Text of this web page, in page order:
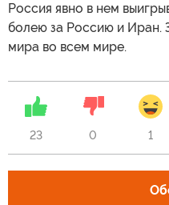
Россия явно в нем
болею за Россию и Иран.
мира во всем мире.
23 0 1